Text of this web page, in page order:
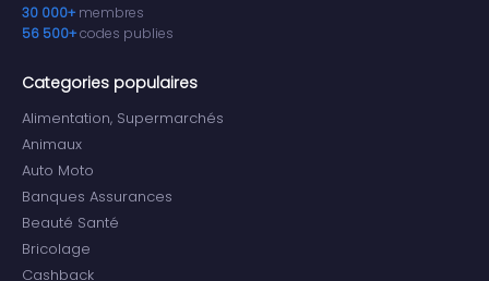
30 000+ membres
56 500+codes publies
Categories populaires
Alimentation, Supermarchés
Animaux
Auto Moto
Banques Assurances
Beauté Santé
Bricolage
Cashback